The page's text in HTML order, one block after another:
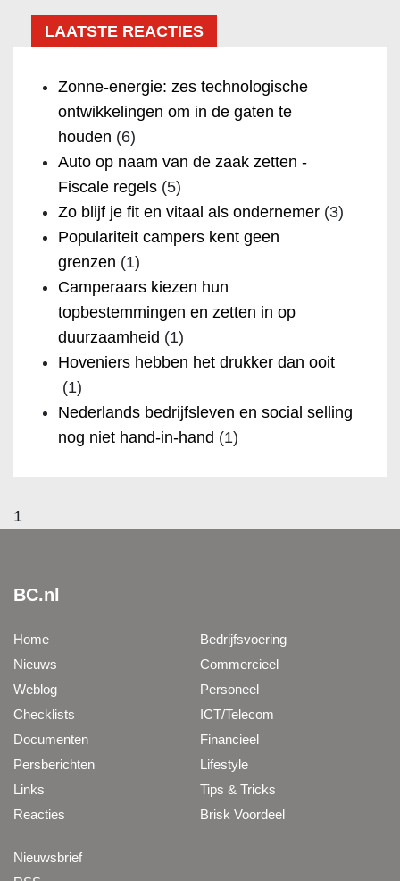
LAATSTE REACTIES
Zonne-energie: zes technologische
ontwikkelingen om in de gaten te
houden (6)
Auto op naam van de zaak zetten -
Fiscale regels (5)
Zo blijf je fit en vitaal als ondernemer (3)
Populariteit campers kent geen
grenzen (1)
Camperaars kiezen hun
topbestemmingen en zetten in op
duurzaamheid (1)
Hoveniers hebben het drukker dan ooit
(1)
Nederlands bedrijfsleven en social selling
nog niet hand-in-hand (1)
1
BC.nl
Home
Nieuws
Weblog
Checklists
Documenten
Persberichten
Links
Reacties
Bedrijfsvoering
Commercieel
Personeel
ICT/Telecom
Financieel
Lifestyle
Tips & Tricks
Brisk Voordeel
Nieuwsbrief